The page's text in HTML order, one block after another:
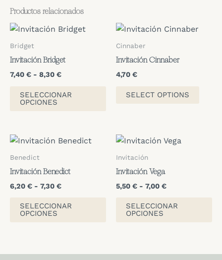
Productos relacionados
Bridget
Invitación Bridget
7,40 € - 8,30 €Rango
precios:
SELECCIONAR
OPCIONES
producto
variantes.
opciones
pueden
Cinnaber
Invitación Cinnaber
4,70 €
SELECT OPTIONS
Benedict
Invitación Benedict
6,20 € - 7,30 €Rango
precios:
SELECCIONAR
OPCIONES
producto
Invitación
Invitación Vega
5,50 € - 7,00 €Rango
precios:
SELECCIONAR
OPCIONES